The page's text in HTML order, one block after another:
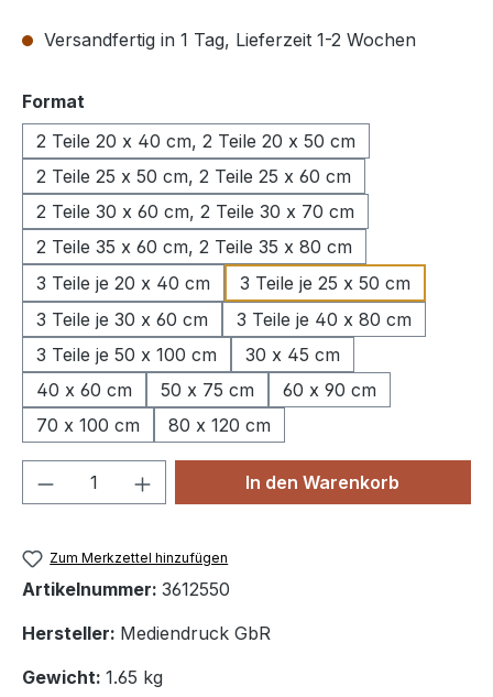
Versandfertig in 1 Tag, Lieferzeit 1-2 Wochen
Format
2 Teile 20 x 40 cm, 2 Teile 20 x 50 cm
2 Teile 25 x 50 cm, 2 Teile 25 x 60 cm
2 Teile 30 x 60 cm, 2 Teile 30 x 70 cm
2 Teile 35 x 60 cm, 2 Teile 35 x 80 cm
3 Teile je 20 x 40 cm
3 Teile je 25 x 50 cm
3 Teile je 30 x 60 cm
3 Teile je 40 x 80 cm
3 Teile je 50 x 100 cm
30 x 45 cm
40 x 60 cm
50 x 75 cm
60 x 90 cm
70 x 100 cm
80 x 120 cm
Produkt Anzahl: Gib denIn den Warenkorb
Zum Merkzettel hinzufügen
Artikelnummer: 3612550
Hersteller: Mediendruck GbR
Gewicht: 1.65 kg